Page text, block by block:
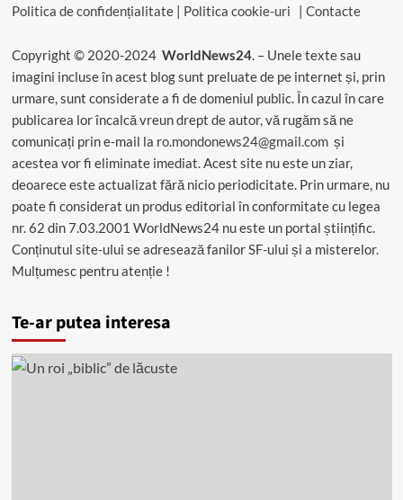
Politica de confidențialitate| Politica cookie-uri Contacte
Copyright © 2020-2024 WorldNews24. – Unele texte sau
imagini incluse în acest blog sunt preluate de pe internet și, prin
urmare, sunt considerate a fi de domeniul public. În cazul în care
publicarea lor încalcă vreun drept de autor, vă rugăm să ne
comunicați prin e-mail la ro.mondonews24@gmail.comși
acestea vor fi eliminate imediat. Acest site nu este un ziar,
deoarece este actualizat fără nicio periodicitate. Prin urmare, nu
poate fi considerat un produs editorial în conformitate cu legea
nr. 62 din 7.03.2001 WorldNews24 nu este un portal științific.
Conținutul site-ului se adresează fanilor SF-ului și a misterelor.
Mulțumesc pentru atenție !
Te-ar putea interesa